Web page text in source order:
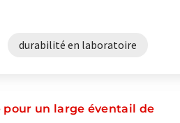
durabilité en laboratoire
pour un large éventail de